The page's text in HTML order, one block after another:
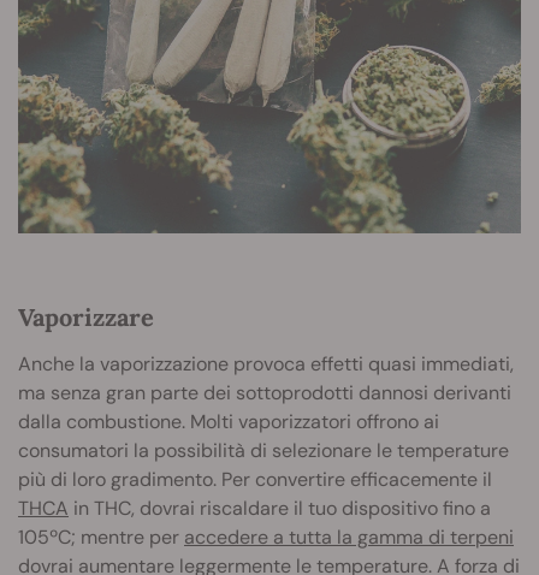
Vaporizzare
Anche la vaporizzazione provoca effetti quasi immediati,
ma senza gran parte dei sottoprodotti dannosi derivanti
dalla combustione. Molti vaporizzatori offrono ai
consumatori la possibilità di selezionare le temperature
più di loro gradimento. Per convertire efficacemente il
THCA in THC, dovrai riscaldare il tuo dispositivo fino a
105ºC; mentre per accedere a tutta la gamma di terpeni
dovrai aumentare leggermente le temperature. A forza di